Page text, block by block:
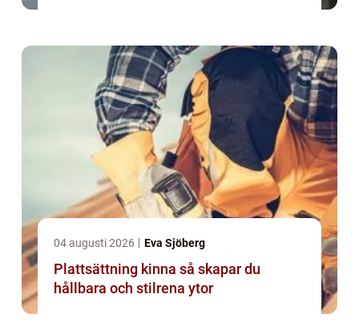
04 augusti 2026 Eva Sjöberg
Plattsättning kinna så skapar du
hållbara och stilrena ytor